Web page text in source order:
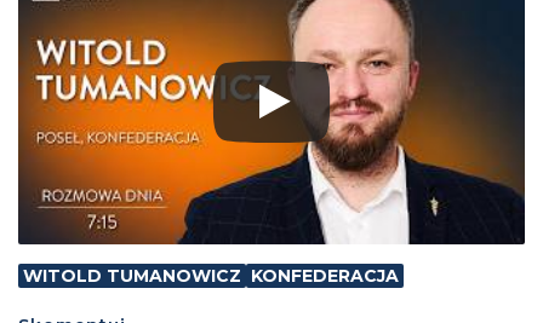
WITOLD TUMANOWICZ KONFEDERACJA